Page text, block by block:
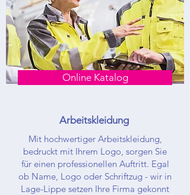
Online Katalog
Arbeitskleidung
Mit hochwertiger Arbeitskleidung,
bedruckt mit Ihrem Logo, sorgen Sie
für einen professionellen Auftritt. Egal
ob Name, Logo oder Schriftzug - wir in
Lage-Lippe setzen Ihre Firma gekonnt